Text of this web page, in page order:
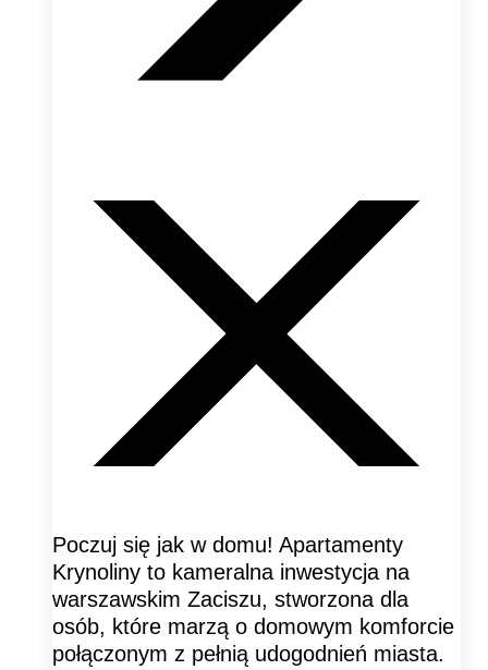
Poczuj się jak w domu! Apartamenty
Krynoliny to kameralna inwestycja na
warszawskim Zaciszu, stworzona dla
osób, które marzą o domowym komforcie
połączonym z pełnią udogodnień miasta.